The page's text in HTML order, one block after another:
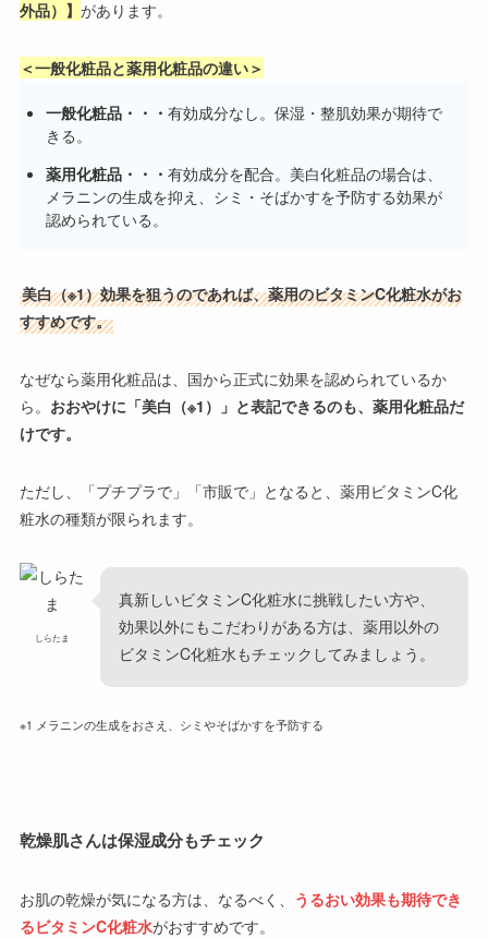
外品）】 があります。
＜一般化粧品と薬用化粧品の違い＞
一般化粧品・・・有効成分なし。保湿・整肌効果が期待で
きる。
薬用化粧品・・・有効成分を配合。美白化粧品の場合は、
メラニンの生成を抑え、シミ・そばかすを予防する効果が
認められている。
美白（※1）効果を狙うのであれば、薬用のビタミンC化粧水がお
すすめです。
なぜなら薬用化粧品は、国から正式に効果を認められているか
ら。 おおやけに「美白（※1）」と表記できるのも、薬用化粧品だ
けです。
ただし、「プチプラで」「市販で」となると、薬用ビタミンC化
粧水の種類が限られます。
しらたま
真新しいビタミンC化粧水に挑戦したい方や、
効果以外にもこだわりがある方は、薬用以外の
ビタミンC化粧水もチェックしてみましょう。
※1 メラニンの生成をおさえ、シミやそばかすを予防する
乾燥肌さんは保湿成分もチェック
お肌の乾燥が気になる方は、なるべく、
うるおい効果も期待でき
るビタミンC化粧水がおすすめです。